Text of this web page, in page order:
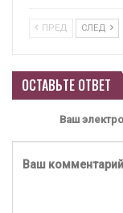
ПРЕД СЛЕД
ОСТАВЬТЕ ОТВЕТ
Ваш